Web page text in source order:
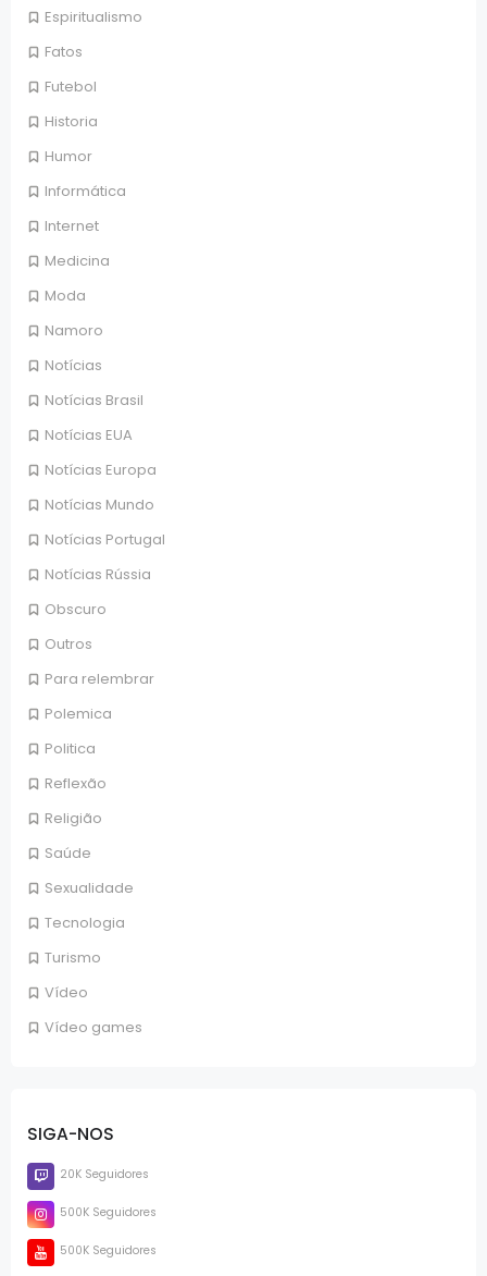
Espiritualismo
Fatos
Futebol
Historia
Humor
Informática
Internet
Medicina
Moda
Namoro
Notícias
Notícias Brasil
Notícias EUA
Notícias Europa
Notícias Mundo
Notícias Portugal
Notícias Rússia
Obscuro
Outros
Para relembrar
Polemica
Politica
Reflexão
Religião
Saúde
Sexualidade
Tecnologia
Turismo
Vídeo
Vídeo games
SIGA-NOS
20K Seguidores
500K Seguidores
500K Seguidores